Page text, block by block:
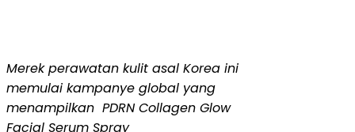
Merek perawatan kulit asal Korea ini
memulai kampanye global yang
menampilkan PDRN Collagen Glow
Facial Serum Spray